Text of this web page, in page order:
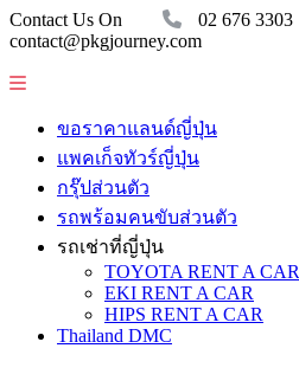
Contact Us On
02 676 3303
contact@pkgjourney.com
ขอราคาแลนด์ญี่ปุ่น
แพคเก็จทัวร์ญี่ปุ่น
กรุ๊ปส่วนตัว
รถพร้อมคนขับส่วนตัว
รถเช่าที่ญี่ปุ่น
TOYOTA RENT A CAR
EKI RENT A CAR
HIPS RENT A CAR
Thailand DMC